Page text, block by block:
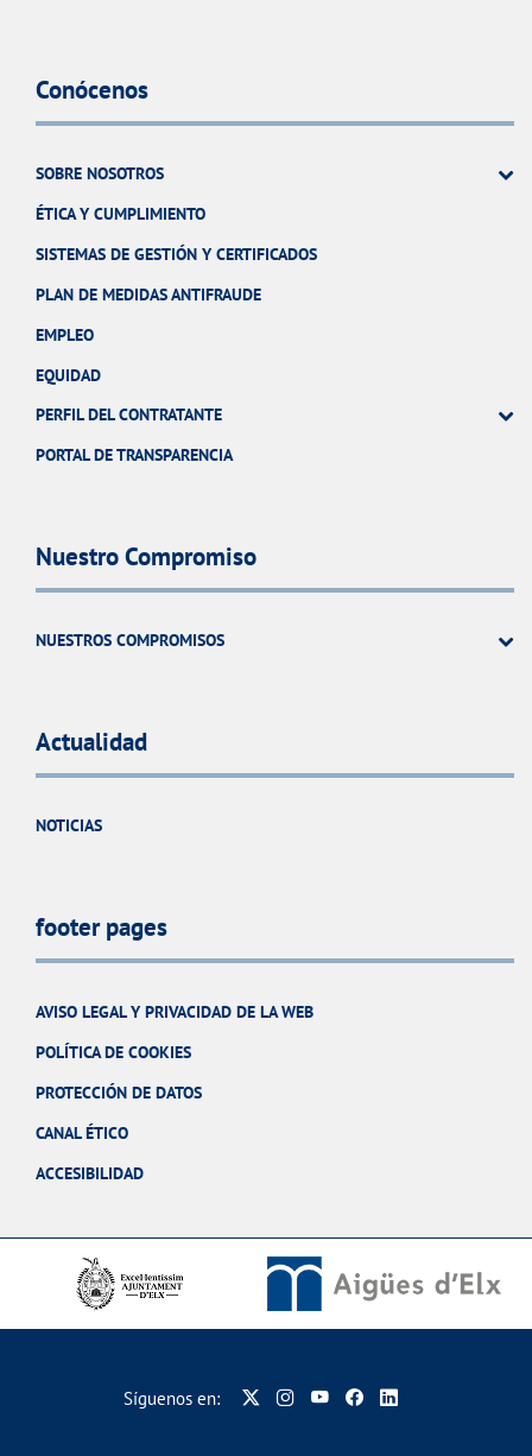
Conócenos
SOBRE NOSOTROS
ÉTICA Y CUMPLIMIENTO
SISTEMAS DE GESTIÓN Y CERTIFICADOS
PLAN DE MEDIDAS ANTIFRAUDE
EMPLEO
EQUIDAD
PERFIL DEL CONTRATANTE
PORTAL DE TRANSPARENCIA
Nuestro Compromiso
NUESTROS COMPROMISOS
Actualidad
NOTICIAS
footer pages
AVISO LEGAL Y PRIVACIDAD DE LA WEB
POLÍTICA DE COOKIES
PROTECCIÓN DE DATOS
CANAL ÉTICO
ACCESIBILIDAD
Síguenos en: